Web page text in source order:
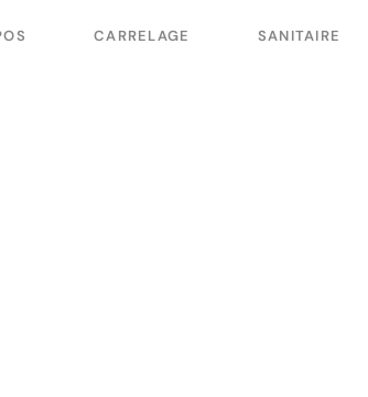
CARRELAGE SANITAIRE